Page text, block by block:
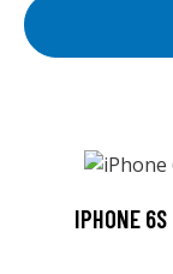
IPHONE